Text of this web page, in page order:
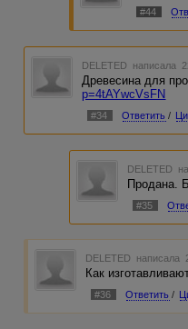
#44
DELETED написала
Древесина для
p=4tAYwcVsFN
#34 Ответить /
DELETED
Продана.
#35
DELETED написала
Как
#36 Ответить /